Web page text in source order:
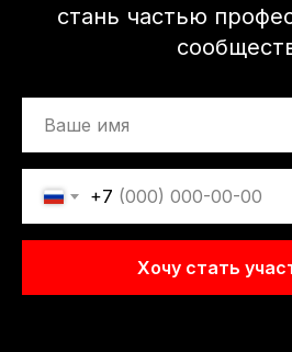
стань частью
+7
Хочу стать